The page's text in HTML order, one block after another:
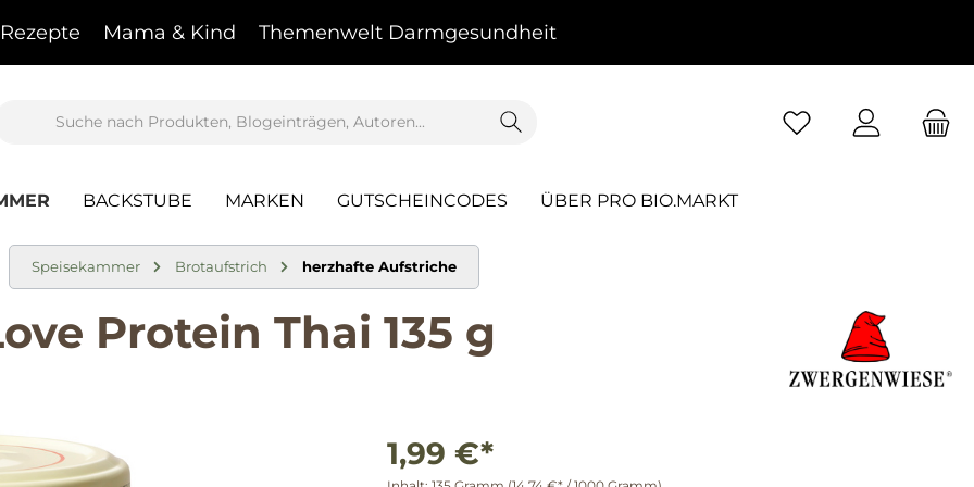
Rezepte Mama & Kind Themenwelt Darmgesundheit
BACKSTUBE MARKEN GUTSCHEINCODES ÜBER PRO BIO.MARKT
Speisekammer Brotaufstrich herzhafte Aufstriche
Protein Thai 135 g
1,99 €*